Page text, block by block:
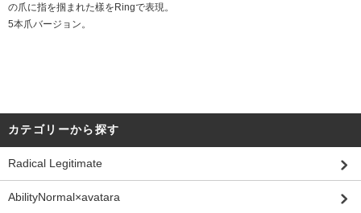
の爪に指を掴まれた樣をRingで表現。
5本爪バージョン。
カテゴリーから探す
Radical Legitimate
AbilityNormal×avatara